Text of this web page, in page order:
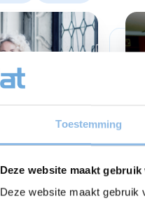
Toestemming
Deze website maakt
Deze website maakt gebruik